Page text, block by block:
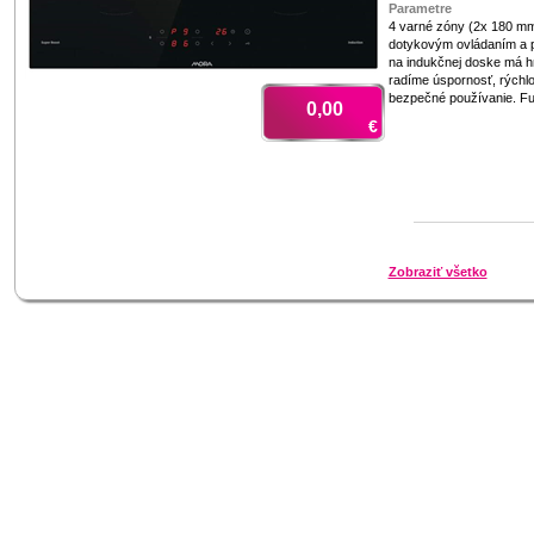
Parametre
4 varné zóny (2x 180
dotykovým ovládaním a
na indukčnej doske má
radíme úspornosť,
bezpečné používanie.
0,00
€
Zobraziť všetko